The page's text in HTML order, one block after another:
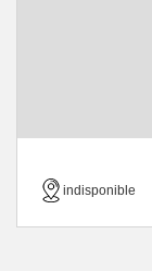
indisponible